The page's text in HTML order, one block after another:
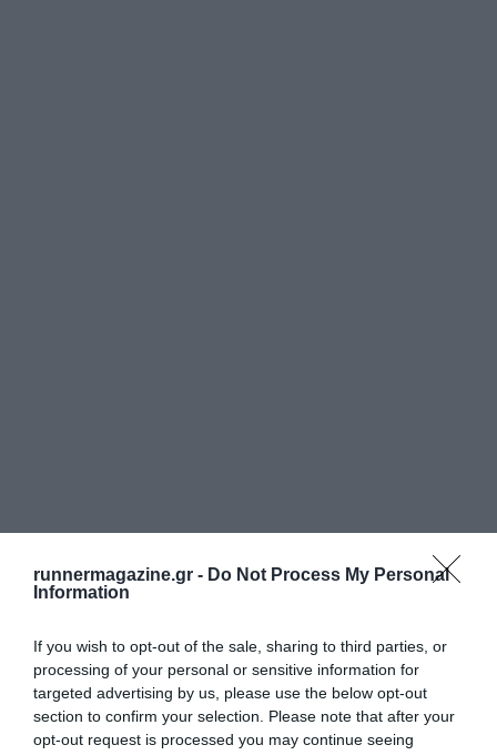
runnermagazine.gr - Do Not Process My Personal
Information
If you wish to opt-out of the sale, sharing to third parties, or
processing of your personal or sensitive information for
targeted advertising by us, please use the below opt-out
section to confirm your selection. Please note that after your
opt-out request is processed you may continue seeing